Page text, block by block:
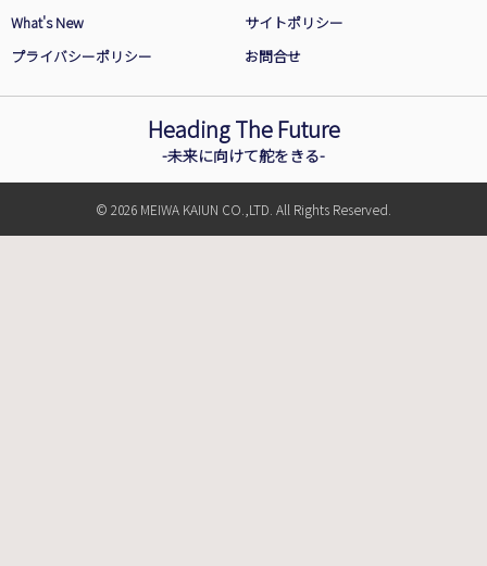
What's New
サイトポリシー
プライバシーポリシー
お問合せ
Heading The Future
-未来に向けて舵をきる-
© 2026 MEIWA KAIUN CO.,LTD. All Rights Reserved.